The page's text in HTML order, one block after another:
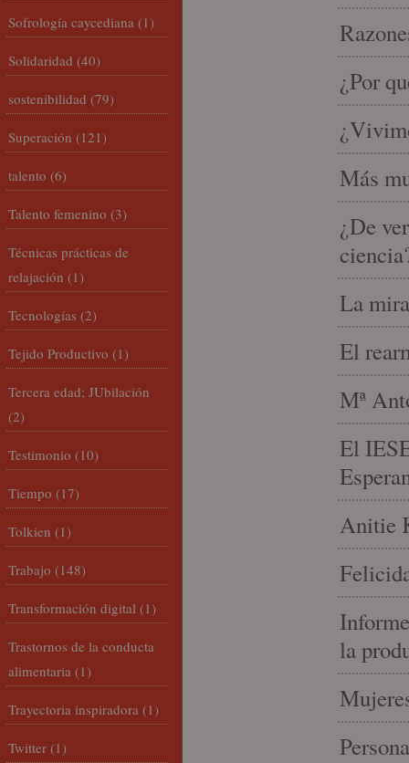
¿Por
Más
¿De
La
El
Mª
El
Anitie
la
Sofrología caycediana (1)
Solidaridad (40)
sostenibilidad (79)
Superación (121)
talento (6)
Talento femenino (3)
Técnicas prácticas de
relajación (1)
Tecnologías (2)
Tejido Productivo (1)
Tercera edad; JUbilación
(2)
Testimonio (10)
Tiempo (17)
Tolkien (1)
Trabajo (148)
Transformación digital (1)
Trastornos de la conducta
alimentaria (1)
Trayectoria inspiradora (1)
Twitter (1)